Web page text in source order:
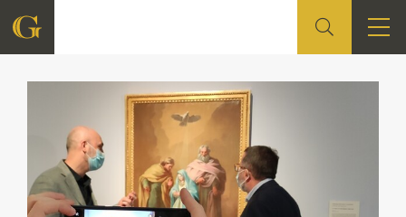
FOUNDATION
QUIENES SOMOS
CIDG